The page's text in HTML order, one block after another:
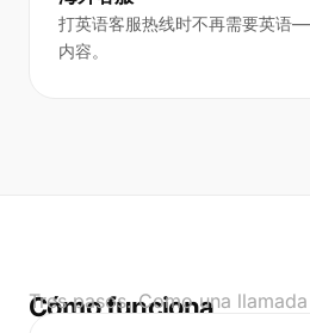
打英语客服热线时不再需要英语
内容。
Cómo funciona
Tres pasos. Como una